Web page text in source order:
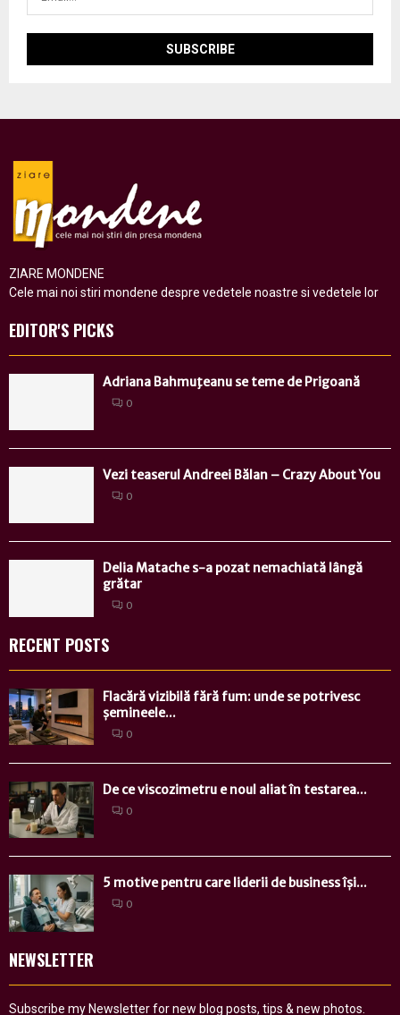
ZIARE MONDENE
Cele mai noi stiri mondene despre vedetele noastre si vedetele lor
EDITOR'S PICKS
Adriana Bahmuţeanu se teme de Prigoană
0
Vezi teaserul Andreei Bălan – Crazy About You
0
Delia Matache s-a pozat nemachiată lângă
grătar
0
RECENT POSTS
Flacără vizibilă fără fum: unde se potrivesc
șemineele...
0
De ce viscozimetru e noul aliat în testarea...
0
5 motive pentru care liderii de business își...
0
NEWSLETTER
Subscribe my Newsletter for new blog posts, tips & new photos.